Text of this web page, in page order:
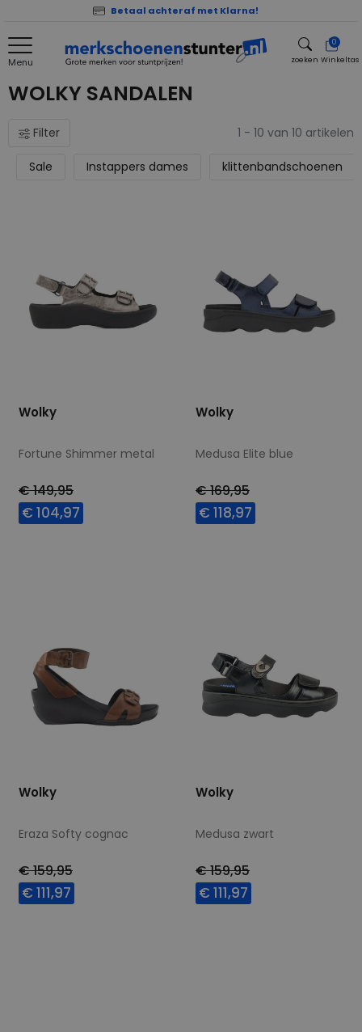
Betaal achteraf met Klarna!
Menu zoeken
0
Winkeltas
WOLKY SANDALEN
Filter 1 - 10 van 10 artikelen
Sale Instappers dames klittenbandschoenen
Wolky
Fortune Shimmer metal
€ 149,95
€ 104,97
Wolky
Medusa Elite blue
€ 169,95
€ 118,97
Wolky
Eraza Softy cognac
€ 159,95
€ 111,97
Wolky
Medusa zwart
€ 159,95
€ 111,97